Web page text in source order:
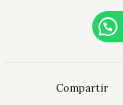
Compartir